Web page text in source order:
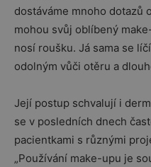
dostáváme mnoho dotazů
mohou svůj oblíbený
nosí roušku. Já sama se
odolným vůči otěru a
Její postup schvalují i
se v posledních dnech
pacientkami s různými
„Používání make-upu je